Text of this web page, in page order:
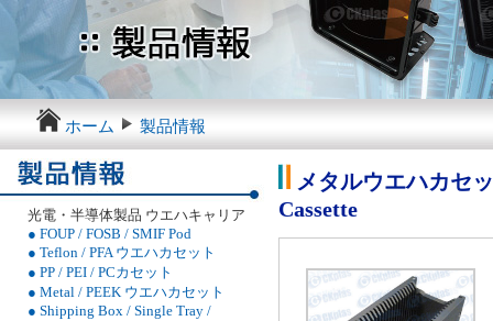
ホーム 製品情報
光電・半導体製品 ウエハキャリア
● FOUP / FOSB / SMIF Pod
● Teflon / PFA ウエハカセット
● PP / PEI / PCカセット
● Metal / PEEK ウエハカセット
● Shipping Box / Single Tray /
メタルウエハカセ
Cassette